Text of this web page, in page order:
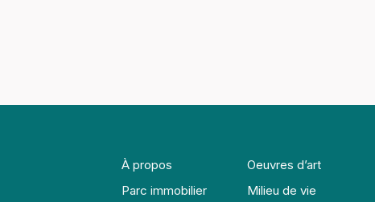
À propos
Parc immobilier
Oeuvres d’art
Milieu de vie